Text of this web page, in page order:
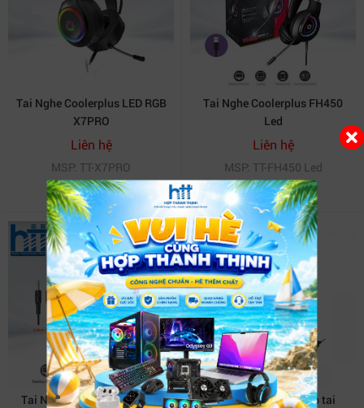
Tai Nghe Coolerplus LED RGB
X7PRO
Liên hệ
MSP: TT-X7PRO
Tai Nghe Coolerplus FH450
Led
Liên hệ
MSP: TT-FH450 Led
Tai Nghe Coolerplus FH350
Tai Nghe có dây chụp tai